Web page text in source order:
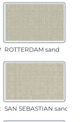
gelb
ROTTERDAM sand
SAN SEBASTIAN sand